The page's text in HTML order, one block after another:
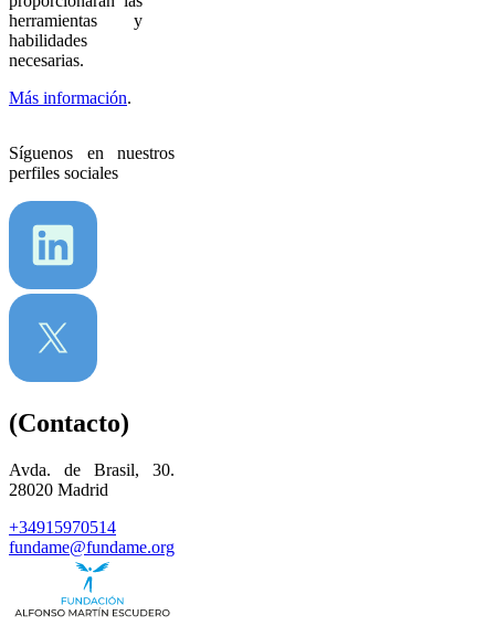
herramientas y
habilidades
necesarias.
Más información.
Síguenos en nuestros
perfiles sociales
(Contacto)
Avda. de Brasil, 30.
28020 Madrid
+34915970514
fundame@fundame.org